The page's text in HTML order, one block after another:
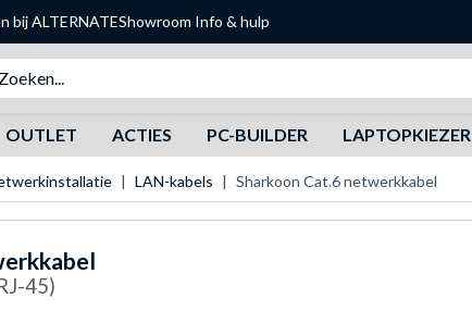
bij ALTERNATEShowroom Info & hulp
OUTLET ACTIES PC-BUILDER LAPTOPKIEZER
LAN-kabels Sharkoon Cat.6 netwerkkabel
45)